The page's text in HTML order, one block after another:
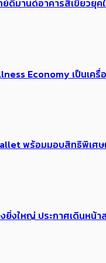
ย์ดีมานด์อาคารสีเขียวยุค
Economy เป็นเครื่
พร้อมมอบสิทธิพิเศ
งใหญ่ ประกาศเดินหน้